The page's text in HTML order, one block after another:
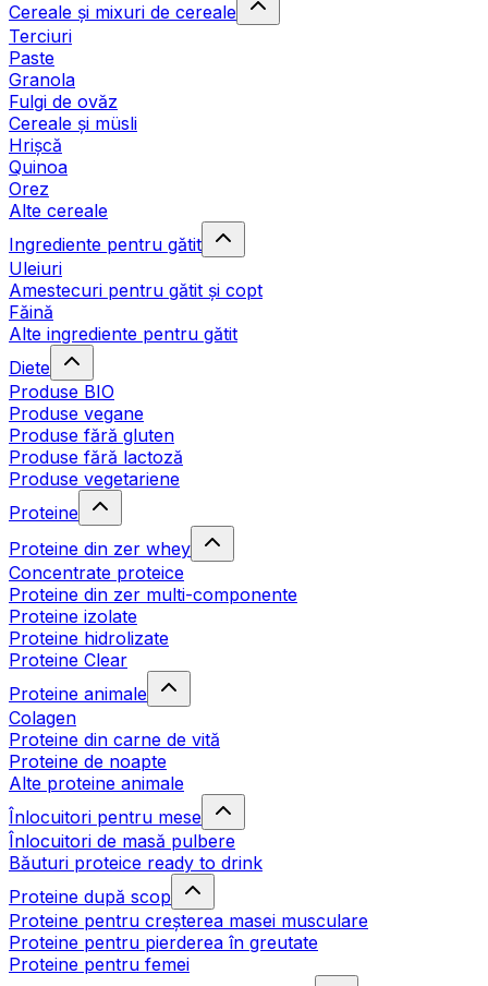
Cereale și mixuri de cereale
Terciuri
Paste
Granola
Fulgi de ovăz
Cereale și müsli
Hrișcă
Quinoa
Orez
Alte cereale
Ingrediente pentru gătit
Uleiuri
Amestecuri pentru gătit și copt
Făină
Alte ingrediente pentru gătit
Diete
Produse BIO
Produse vegane
Produse fără gluten
Produse fără lactoză
Produse vegetariene
Proteine
Proteine din zer whey
Concentrate proteice
Proteine din zer multi-componente
Proteine izolate
Proteine hidrolizate
Proteine Clear
Proteine animale
Colagen
Proteine din carne de vită
Proteine de noapte
Alte proteine animale
Înlocuitori pentru mese
Înlocuitori de masă pulbere
Băuturi proteice ready to drink
Proteine după scop
Proteine pentru creșterea masei musculare
Proteine pentru pierderea în greutate
Proteine pentru femei